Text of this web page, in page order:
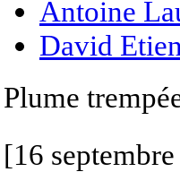
Antoine
David
Plume
[16